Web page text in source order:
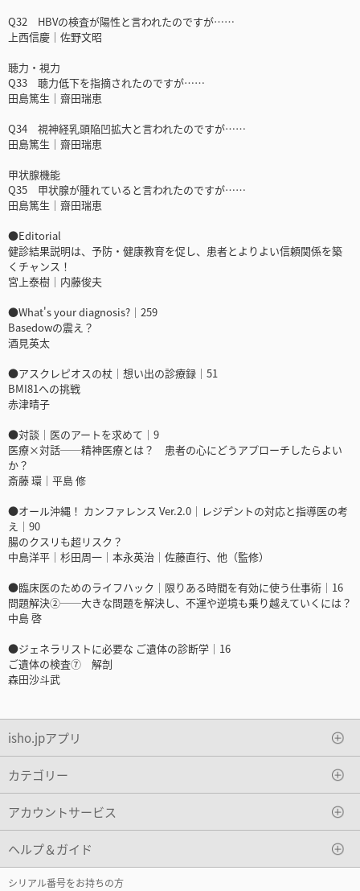
Q32 HBVの検査が陽性と言われたのですが……
上西信慶｜佐野文昭
聴力・視力
Q33 聴力低下を指摘されたのですが……
田島篤生｜齋田瑞恵
Q34 視神経乳頭陥凹拡大と言われたのですが……
田島篤生｜齋田瑞恵
甲状腺機能
Q35 甲状腺が腫れていると言われたのですが……
田島篤生｜齋田瑞恵
●Editorial
健診結果説明は、予防・健康教育を促し、患者とよりよい信頼関係を築
くチャンス！
宮上泰樹｜内藤俊夫
●What's your diagnosis?｜259
Basedowの震え？
酒見英太
●アスクレピオスの杖｜想い出の診療録｜51
BMI81への挑戦
赤津晴子
●対談｜医のアートを求めて｜9
医療×対話──精神医療とは？ 患者の心にどうアプローチしたらよい
か？
斎藤 環｜平島 修
●オール沖縄！ カンファレンス Ver.2.0｜レジデントの対応と指導医の考
え｜90
腸のクスリも超リスク？
中島洋平｜杉田周一｜本永英治｜佐藤直行、他（監修）
●臨床医のためのライフハック｜限りある時間を有効に使う仕事術｜16
問題解決②──大きな問題を解決し、不運や逆境も乗り越えていくには？
中島 啓
●ジェネラリストに必要な ご遺体の診断学｜16
ご遺体の検査⑦ 解剖
森田沙斗武
isho.jpアプリ
カテゴリー
アカウントサービス
ヘルプ＆ガイド
シリアル番号をお持ちの方